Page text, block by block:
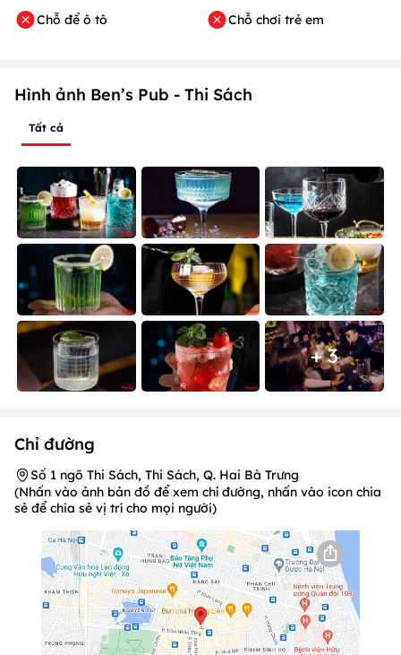
Chỗ để ô tô Chỗ chơi trẻ em
Hình ảnh Ben’s Pub - Thi Sách
Tất cả
+ 3
Chỉ đường
Số 1 ngõ Thi Sách, Thi Sách, Q. Hai Bà Trưng
(Nhấn vào ảnh bản đồ để xem chỉ đường, nhấn vào icon chia
sẻ để chia sẻ vị trí cho mọi người)